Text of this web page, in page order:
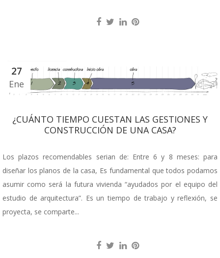
27
Ene
¿CUÁNTO TIEMPO CUESTAN LAS GESTIONES Y
CONSTRUCCIÓN DE UNA CASA?
Los plazos recomendables serian de: Entre 6 y 8 meses: para
diseñar los planos de la casa, Es fundamental que todos podamos
asumir como será la futura vivienda “ayudados por el equipo del
estudio de arquitectura”. Es un tiempo de trabajo y reflexión, se
proyecta, se comparte...